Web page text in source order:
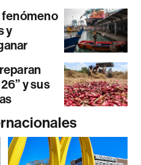
fenómeno
y
y sus